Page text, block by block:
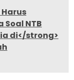
Harus
Soal NTB
di</strong>